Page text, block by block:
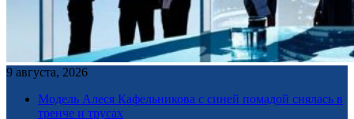
9 августа, 2026
Модель Алеся Кафельникова с синей помадой снялась в
тренче и трусах